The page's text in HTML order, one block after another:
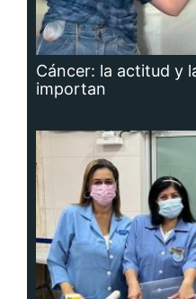
Cáncer: la actitud y
importan